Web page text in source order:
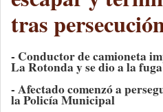
tras
- Conductor de camioneta
La Rotonda y se dio a la fuga
- Afectado comenzó a
la Policía Municipal